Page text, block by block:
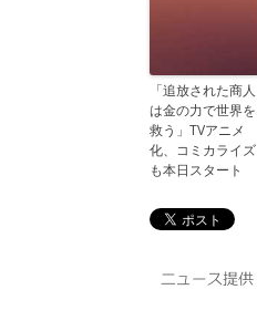
「追放された商人
は金の力で世界を
救う」TVアニメ
化、コミカライズ
も本日スタート